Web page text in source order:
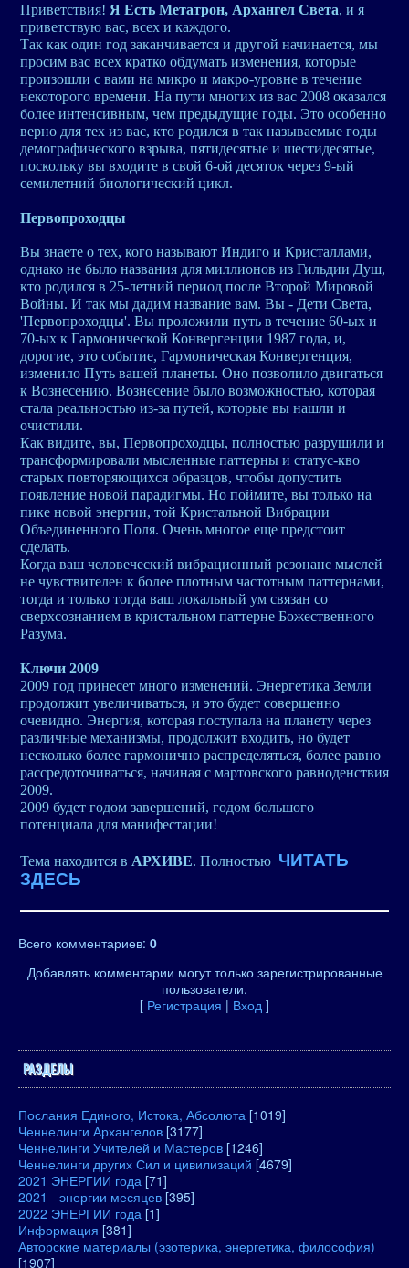
Приветствия! Я Есть Meтатрон, Архангел Света, и я
приветствую вас, всех и каждого.
Так как один год заканчивается и другой начинается, мы
просим вас всех кратко обдумать изменения, которые
произошли с вами на микро и макро-уровне в течение
некоторого времени. На пути многих из вас 2008 оказался
более интенсивным, чем предыдущие годы. Это особенно
верно для тех из вас, кто родился в так называемые годы
демографического взрыва, пятидесятые и шестидесятые,
поскольку вы входите в свой 6-ой десяток через 9-ый
семилетний биологический цикл.
Первопроходцы
Вы знаете о тех, кого называют Индиго и Кристаллами,
однако не было названия для миллионов из Гильдии Душ,
кто родился в 25-летний период после Второй Мировой
Войны. И так мы дадим название вам. Вы - Дети Света,
'Первопроходцы'. Вы проложили путь в течение 60-ых и
70-ых к Гармонической Конвергенции 1987 года, и,
дорогие, это событие, Гармоническая Конвергенция,
изменило Путь вашей планеты. Оно позволило двигаться
к Вознесению. Вознесение было возможностью, которая
стала реальностью из-за путей, которые вы нашли и
очистили.
Как видите, вы, Первопроходцы, полностью разрушили и
трансформировали мысленные паттерны и статус-кво
старых повторяющихся образцов, чтобы допустить
появление новой парадигмы. Но поймите, вы только на
пике новой энергии, той Кристальной Вибрации
Объединенного Поля. Очень многое еще предстоит
сделать.
Когда ваш человеческий вибрационный резонанс мыслей
не чувствителен к более плотным частотным паттернами,
тогда и только тогда ваш локальный ум связан со
сверхсознанием в кристальном паттерне Божественного
Разума.
Ключи 2009
2009 год принесет много изменений. Энергетика Земли
продолжит увеличиваться, и это будет совершенно
очевидно. Энергия, которая поступала на планету через
различные механизмы, продолжит входить, но будет
несколько более гармонично распределяться, более равно
рассредоточиваться, начиная с мартовского равноденствия
2009.
2009 будет годом завершений, годом большого
потенциала для манифестации!
Тема находится в АРХИВЕ. Полностью ЧИТАТЬ
ЗДЕСЬ
Всего комментариев: 0
Добавлять комментарии могут только зарегистрированные
пользователи.
[ Регистрация | Вход ]
РАЗДЕЛЫ
Послания Единого, Истока, Абсолюта [1019]
Ченнелинги Архангелов [3177]
Ченнелинги Учителей и Мастеров [1246]
Ченнелинги других Сил и цивилизаций [4679]
2021 ЭНЕРГИИ года [71]
2021 - энергии месяцев [395]
2022 ЭНЕРГИИ года [1]
Информация [381]
Авторские материалы (эзотерика, энергетика, философия)
[1907]